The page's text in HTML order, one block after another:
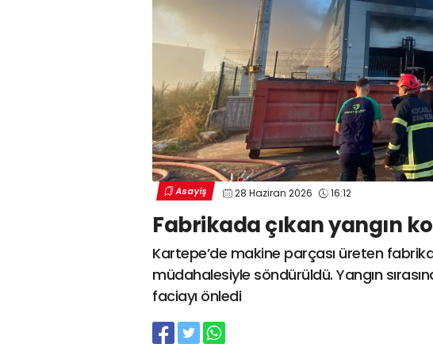
Asayiş 28 Haziran 2026 16:12
Fabrikada çıkan yangın
Kartepe’de makine parçası üreten
müdahalesiyle söndürüldü. Yangın
faciayı önledi